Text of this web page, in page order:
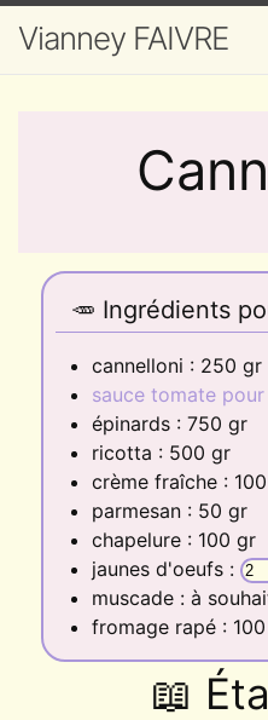
Vianney FAIVRE
📖
🥕 Ingrédients
cannelloni : 250 gr
sauce tomate pour
épinards :750 gr
ricotta : 500 gr
crème fraîche : 100
parmesan : 50 gr
chapelure : 100 gr
jaunes d'oeufs :
muscade :à
fromage rapé : 100